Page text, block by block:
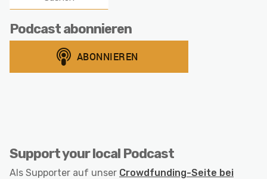
Podcast abonnieren
Support your local Podcast
Als Supporter auf unser Crowdfunding-Seite bei